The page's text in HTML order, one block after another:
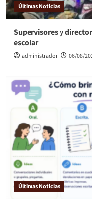
Últimas Noticias
Supervisores y
escolar
administrador 06/08/
Últimas Noticias